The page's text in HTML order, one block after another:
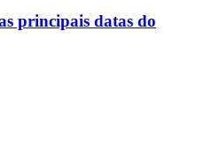
principais datas do